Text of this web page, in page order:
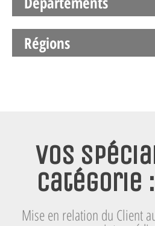
Régions
Vos
Catégorie
Mise en relation du Client